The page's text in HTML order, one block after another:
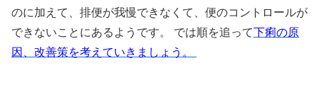
のに加えて、排便が我慢できなくて、便のコントロールが
できないことにあるようです。 では順を追って下痢の原
因、改善策を考えていきましょう。